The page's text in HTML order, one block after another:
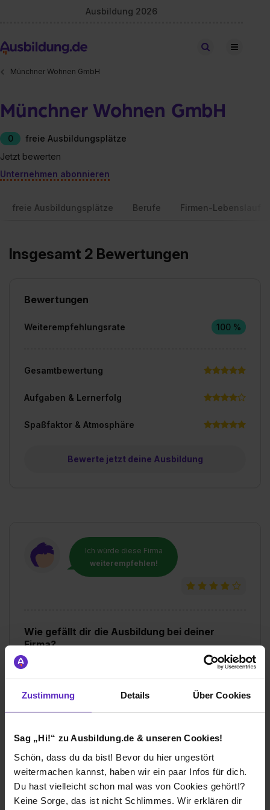
Zustimmung Details Über Cookies
Sag „Hi!“ zu Ausbildung.de & unseren Cookies!
Schön, dass du da bist! Bevor du hier ungestört
weitermachen kannst, haben wir ein paar Infos für dich.
Du hast vielleicht schon mal was von Cookies gehört!?
Keine Sorge, das ist nicht Schlimmes. Wir erklären dir
Ausbildung 2026
Stellen finden
Münchner Wohnen GmbH
Münchner Wohnen GmbH
0
freie Ausbildungsplätze
Jetzt bewerten
Unternehmen abonnieren
freie Ausbildungsplätze Berufe Firmen-Lebenslauf
Insgesamt 2 Bewertungen
Ich würde diese Firma
weiterempfehlen!
Wie gefällt dir die Ausbildung bei deiner
Firma?
Die Abwechslung gefällt mir gut, die vielen
Wie gefällt dir dein Ausbildungsberuf?
Münchner Wohnen GmbH
Klassische duale Berufsausbildung
München
Bewertungen
Weiterempfehlungsrate 100 %
Gesamtbewertung
Aufgaben & Lernerfolg
Spaßfaktor & Atmosphäre
Bewerte jetzt deine Ausbildung